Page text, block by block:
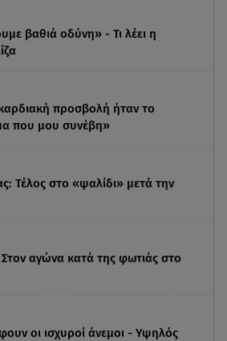
βαθιά οδύνη» - Τι λέει η
προσβολή ήταν το
που μου συνέβη»
Τέλος στο «ψαλίδι» μετά την
αγώνα κατά της φωτιάς στο
οι ισχυροί άνεμοι - Υψηλός